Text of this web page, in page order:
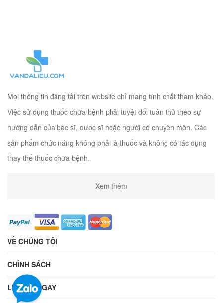
Mọi thông tin đăng tải trên website chỉ mang tính chất tham khảo.
Việc sử dụng thuốc chữa bệnh phải tuyệt đối tuân thủ theo sự
hướng dẫn của bác sĩ, dược sĩ hoặc người có chuyên môn. Các
sản phẩm chức năng không phải là thuốc và không có tác dụng
thay thế thuốc chữa bệnh.
Xem thêm
VỀ CHÚNG TÔI
CHÍNH SÁCH
LIÊN HỆ NGAY